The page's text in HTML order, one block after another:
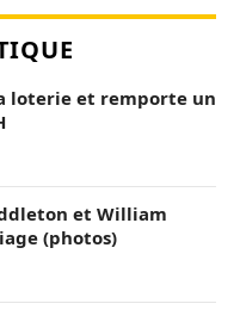
loterie et remporte un
et William
(photos)